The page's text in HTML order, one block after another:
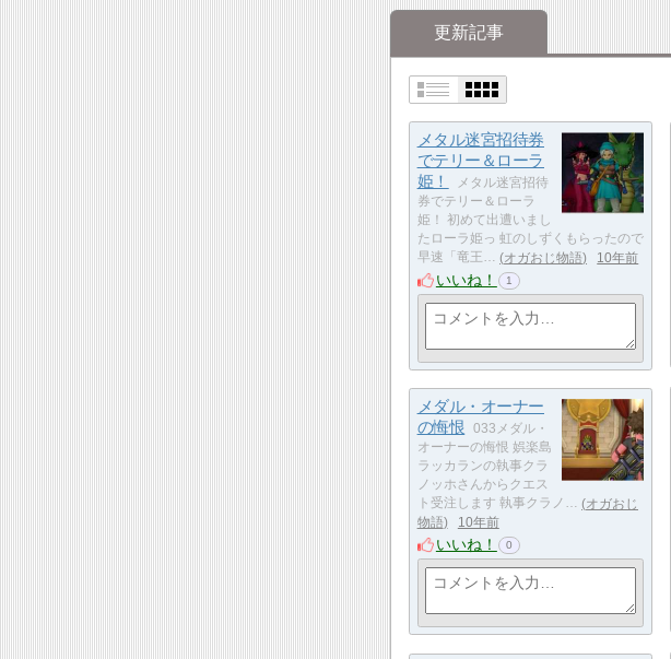
更新記事
メタル迷宮招待券
でテリー＆ローラ
姫！
メタル迷宮招待
券でテリー＆ローラ
姫！ 初めて出遭いまし
たローラ姫っ 虹のしずくもらったので
早速「竜王…
オガおじ物語 10年前
いいね！ 1
メダル・オーナー
の悔恨
033メダル・
オーナーの悔恨 娯楽島
ラッカランの執事クラ
ノッホさんからクエス
ト受注します 執事クラノ…
オガおじ
物語
10年前
いいね！ 0